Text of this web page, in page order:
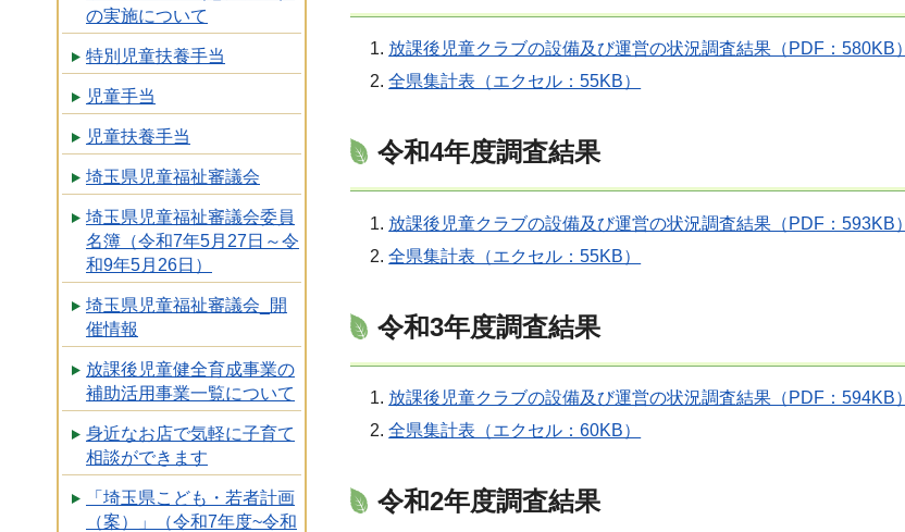
の実施について
特別児童扶養手当
児童手当
児童扶養手当
埼玉県児童福祉審議会
埼玉県児童福祉審議会委員
名簿（令和7年5月27日～令
和9年5月26日）
埼玉県児童福祉審議会_開
催情報
放課後児童健全育成事業の
補助活用事業一覧について
身近なお店で気軽に子育て
相談ができます
「埼玉県こども・若者計画
（案）」（令和7年度~令和
放課後児童クラブの設備及び運営の状況調査結果（PDF：580KB）
全県集計表（エクセル：55KB）
令和4年度調査結果
放課後児童クラブの設備及び運営の状況調査結果（PDF：593KB）
全県集計表（エクセル：55KB）
令和3年度調査結果
放課後児童クラブの設備及び運営の状況調査結果（PDF：594KB）
全県集計表（エクセル：60KB）
令和2年度調査結果